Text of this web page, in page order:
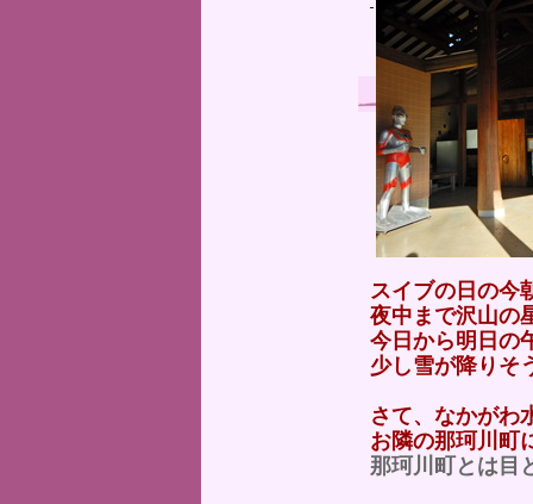
スイブの日の今
夜中まで沢山の
今日から明日の
少し雪が降りそ
さて、なかがわ
お隣の那珂川町
那珂川町とは目